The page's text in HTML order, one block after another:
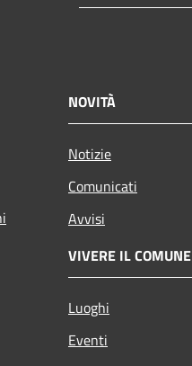
NOVITÀ
Notizie
Comunicati
Avvisi
VIVERE IL COMUNE
Luoghi
Eventi